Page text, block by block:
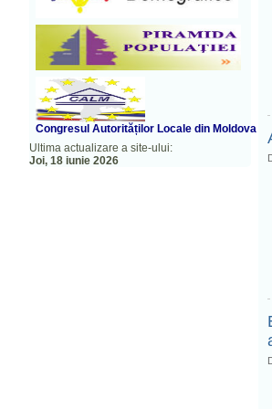
Congresul Autorităților Locale din Moldova
Ultima actualizare a site-ului:
Joi, 18 iunie 2026